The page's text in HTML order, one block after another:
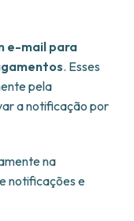
e-mail para
. Esses
pela
a notificação por
na
notificações e